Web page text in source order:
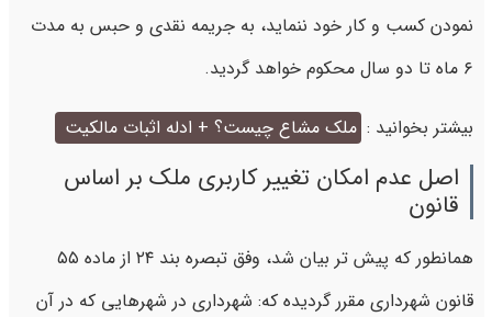
نمودن کسب و کار خود ننماید، به جریمه نقدی و حبس به مدت
۶ ماه تا دو سال محکوم خواهد گردید.
بیشتر بخوانید : ملک مشاع چیست؟ + ادله اثبات مالکیت
اصل عدم امکان تغییر کاربری ملک بر اساس
قانون
همانطور که پیش تر بیان شد، وفق تبصره بند ۲۴ از ماده ۵۵
قانون شهرداری مقرر گردیده که: شهرداری در شهرهایی که در آن